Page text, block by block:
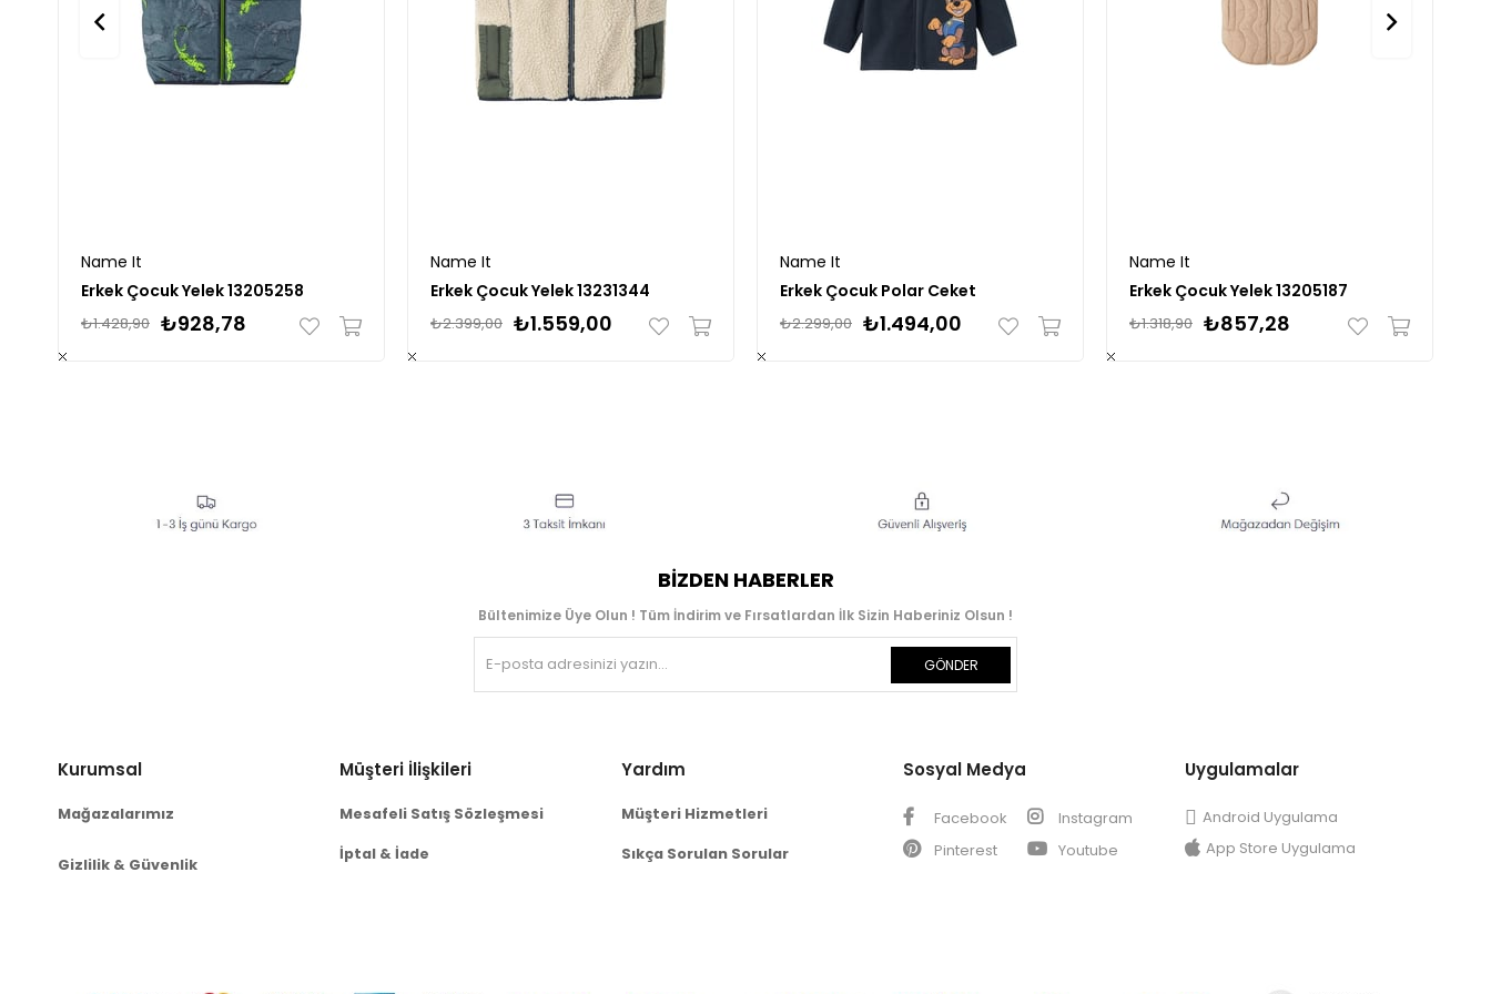
Name It
Erkek Çocuk Yelek 13205258
₺928,78
₺1.428,90
Name It
Erkek Çocuk Yelek 13231344
₺1.559,00
₺2.399,00
Name It
Erkek Çocuk Polar Ceket
₺1.494,00
₺2.299,00
Name It
Erkek Çocuk Yelek 13205187
₺857,28
₺1.318,90
BIZDEN HABERLER
Bültenimize Üye Olun ! Tüm İndirim ve Fırsatlardan İlk Sizin Haberiniz Olsun !
GÖNDER
Kurumsal
Mağazalarımız
Gizlilik & Güvenlik
Müşteri İlişkileri
Mesafeli Satış Sözleşmesi
İptal & İade
Yardım
Müşteri Hizmetleri
Sıkça Sorulan Sorular
Sosyal Medya
Facebook
Instagram
Pinterest
Youtube
Uygulamalar
Android Uygulama
App Store Uygulama